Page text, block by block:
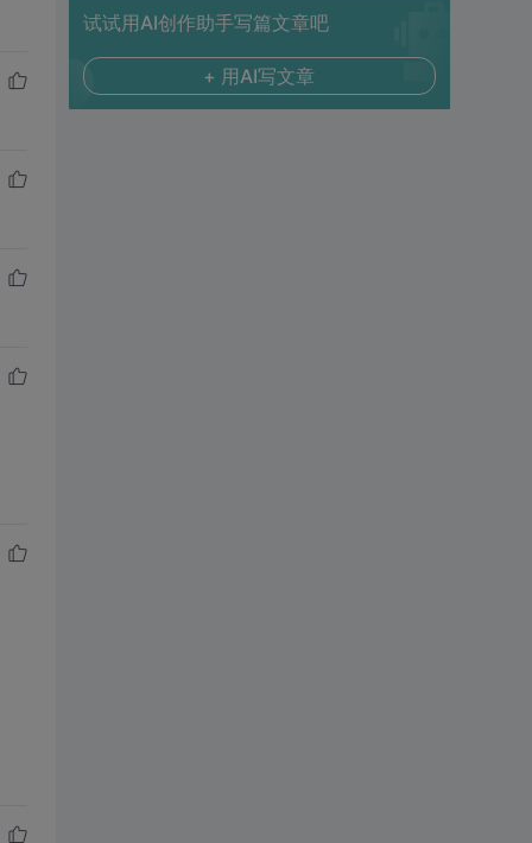
试试用AI创作助手写篇文章吧
+ 用AI写文章